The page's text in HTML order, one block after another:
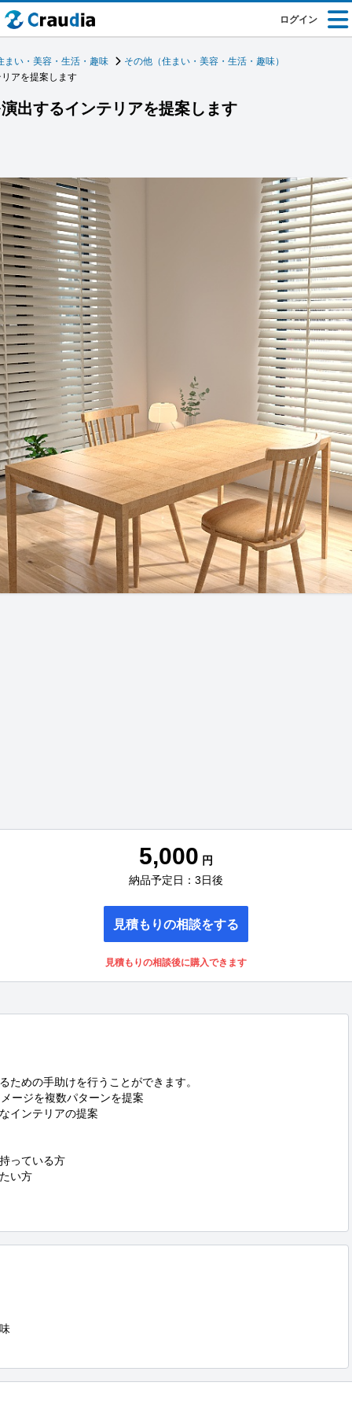
ログイン
まい・美容・生活・趣味
その他（住まい・美容・生活・趣味）
アを提案します
出するインテリアを提案します
5,000 円
納品予定日：3日後
見積もりの相談をする
見積もりの相談後に購入できます
ための手助けを行うことができます。
ージを複数パターンを提案
インテリアの提案
っている方
い方